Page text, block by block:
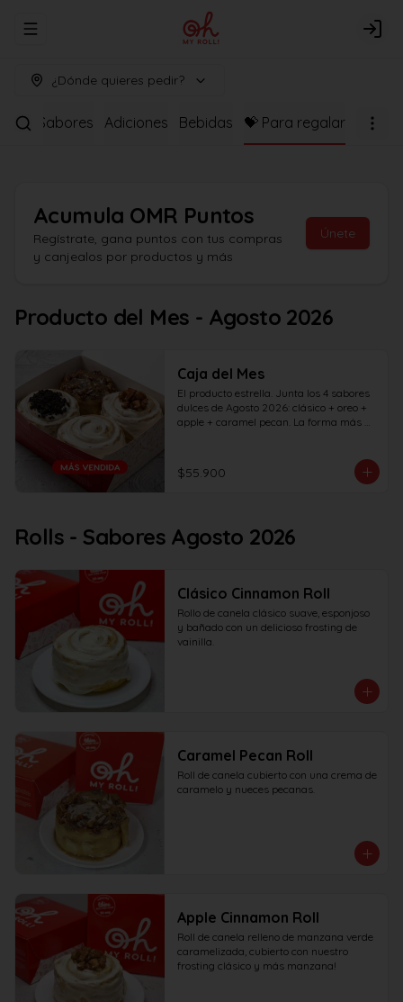
Abrir menu de navegación Login
¿Dónde quieres pedir?
de Sabores Adiciones Bebidas 💝 Para regalar
Acumula OMR Puntos
Regístrate, gana puntos con tus compras
y canjealos por productos y más
Únete
Producto del Mes - Agosto 2026
Caja del Mes
El producto estrella. Junta los 4 sabores
dulces de Agosto 2026: clásico + oreo +
apple + caramel pecan. La forma más
vayan!
$55.900
Rolls - Sabores Agosto 2026
Clásico Cinnamon Roll
Rollo de canela clásico suave, esponjoso
y bañado con un delicioso frosting de
vainilla.
Caramel Pecan Roll
Roll de canela cubierto con una crema de
caramelo y nueces pecanas.
Apple Cinnamon Roll
Roll de canela relleno de manzana verde
caramelizada, cubierto con nuestro
frosting clásico y más manzana!